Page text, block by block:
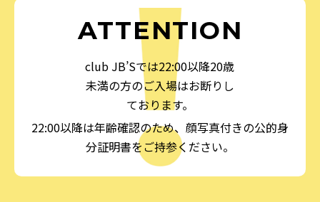
ATTENTION
club JB’Sでは22:00以降20歳
未満の方のご入場はお断りし
ております。
22:00以降は年齢確認のため、顔写真付きの公的身
分証明書をご持参ください。